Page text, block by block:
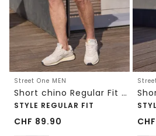
Street One MEN
Short chino Regular Fit avec poches
STYLE REGULAR FIT
CHF 89.90 CHF